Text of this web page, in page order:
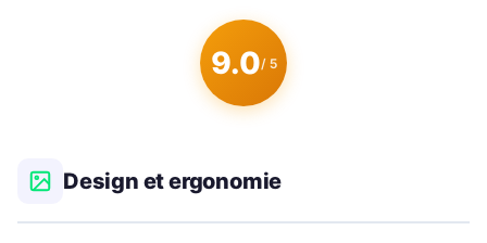
9.0/ 5
Design et ergonomie